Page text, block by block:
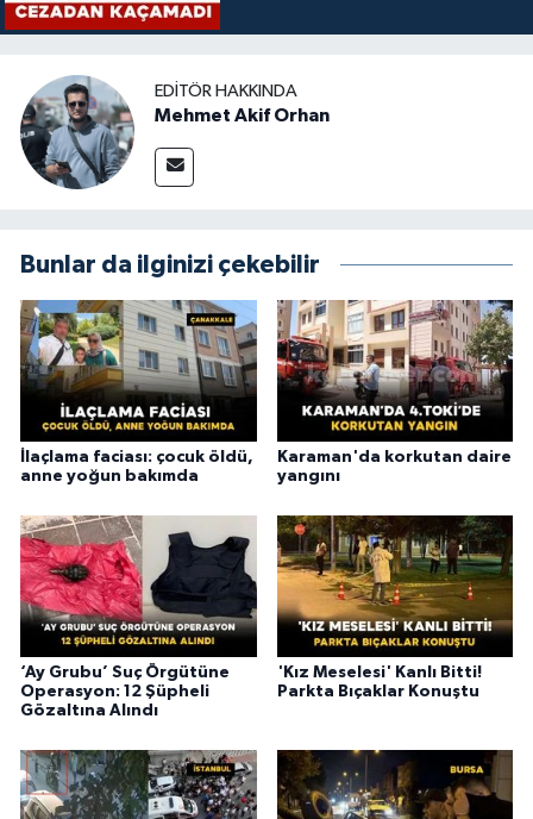
EDITÖR HAKKINDA
Mehmet Akif Orhan
Bunlar da ilginizi çekebilir
İlaçlama faciası: çocuk öldü,
anne yoğun bakımda
Karaman'da korkutan daire
yangını
‘Ay Grubu’ Suç Örgütüne
Operasyon: 12 Şüpheli
Gözaltına Alındı
'Kız Meselesi' Kanlı Bitti!
Parkta Bıçaklar Konuştu